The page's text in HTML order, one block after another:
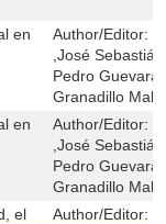
en
Author/Editor:
,José
Pedro Guevara
Granadillo
en
Author/Editor:
,José
Pedro Guevara
Granadillo
el
Author/Editor: